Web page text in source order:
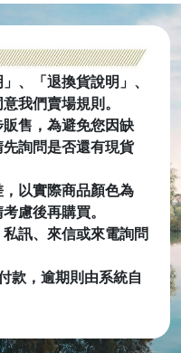
、「退換貨說明」、
我們賣場規則。
售，為避免您因缺
詢問是否還有現貨
以實際商品顏色為
慮後再購買。
訊、來信或來電詢問
款，逾期則由系統自